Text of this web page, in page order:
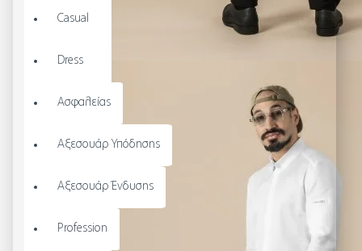
Casual
Dress
Ασφαλείας
Αξεσουάρ Υπόδησης
Αξεσουάρ Ένδυσης
Profession